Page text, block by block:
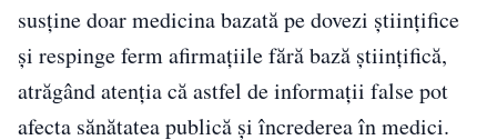
susține doar medicina bazată pe dovezi științifice
și respinge ferm afirmațiile fără bază științifică,
atrăgând atenția că astfel de informații false pot
afecta sănătatea publică și încrederea în medici.